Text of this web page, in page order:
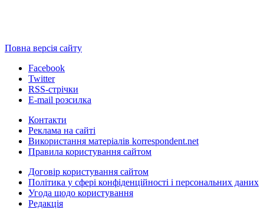
Повна версія сайту
Facebook
Twitter
RSS-стрічки
E-mail розсилка
Контакти
Реклама на сайті
Використання матеріалів korrespondent.net
Правила користування сайтом
Договір користування сайтом
Політика у сфері конфіденційності і персональних даних
Угода щодо користування
Редакція